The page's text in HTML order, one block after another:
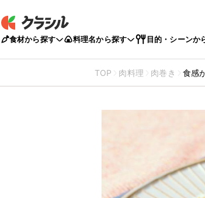
食材から探す 料理名から探す 目的・シーンか
TOP 肉料理 肉巻き 食感